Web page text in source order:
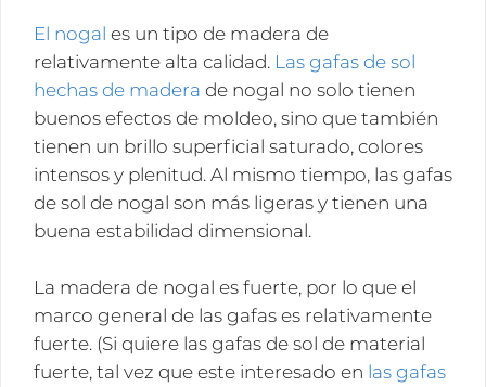
El nogal es un tipo de madera de
relativamente alta calidad. Las gafas de sol
hechas de madera de nogal no solo tienen
buenos efectos de moldeo, sino que también
tienen un brillo superficial saturado, colores
intensos y plenitud. Al mismo tiempo, las gafas
de sol de nogal son más ligeras y tienen una
buena estabilidad dimensional.
La madera de nogal es fuerte, por lo que el
marco general de las gafas es relativamente
fuerte. (Si quiere las gafas de sol de material
fuerte, tal vez que este interesado en las gafas